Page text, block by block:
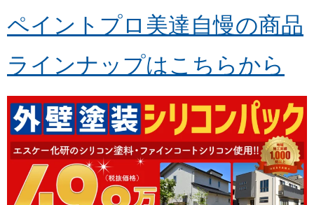
ペイントプロ美達自慢の商品
ラインナップはこちらから